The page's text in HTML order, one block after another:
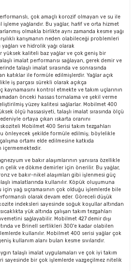
çok amaçlı korozif olmayan ve su ile
işleme yağlarıdır. Bu yağlar, hafif ve orta hizmet
olmakla birlikte aynı zamanda kesme yağı
karışmanın neden olabileceği problemleri
ve hidrolik yağı olarak
yüksek kaliteli baz yağlar ve çok geniş bir
imalat performansı sağlayan, gerek demir ve
talaşlı imalat sırasında ve sonrasında
katıklar ile formüle edilmişlerdir. Yağlar açık
iş parçası sürekli olarak açıkça
kontrol etmekte ve takım uçlarının
önceki hassas tornalama ve şekil verme
yüzey kalitesi sağlarlar. Mobilmet 400
ölçü hassasiyeti, talaşlı imalat sırasında ölçü
ortaya çıkan ıskarta oranını
Mobilmet 400 Serisi takım tezgahları
önleyecek şekilde formüle edilmiş; böylelikle
ortamı elde edilmesine katkıda
ve bakır alaşımlarının yanısıra özellikle
çelik ve dökme demirler için önerilir. Bu yağlar,
ve bakır-nikel alaşımları gibi işlenmesi güç
imalatlarında kullanılır. Köpük oluşumuna
yağ sıçramasının çok olduğu işlemlerde bile
olarak devam eder. Göreceli düşük
indeksleri sayesinde soğuk koşullar altından
yük altında çalışan takım tezgahları
sağlayabilir. Mobilmet 427 demir dışı
ve Brinell sertlikleri 300'e kadar olabilen
kullanılır. Mobilmet 400 serisi yağlar çok
kullanım alanı bulan kesme sıvılarıdır.
talaşlı imalat uygulamaları ve çok iyi takım
sayesinde bir çok işlemlerde vazgeçilmez nitelik